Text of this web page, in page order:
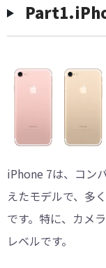
iPhone 7は、コン
えたモデルで、多
です。特に、カメ
レベルです。